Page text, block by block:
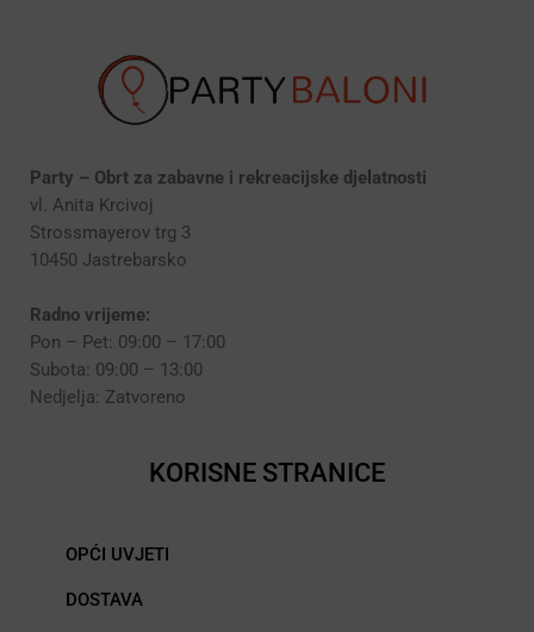
Party – Obrt za zabavne i rekreacijske djelatnosti
vl. Anita Krcivoj
Strossmayerov trg 3
10450 Jastrebarsko
Radno vrijeme:
Pon – Pet: 09:00 – 17:00
Subota: 09:00 – 13:00
Nedjelja: Zatvoreno
KORISNE STRANICE
OPĆI UVJETI
DOSTAVA